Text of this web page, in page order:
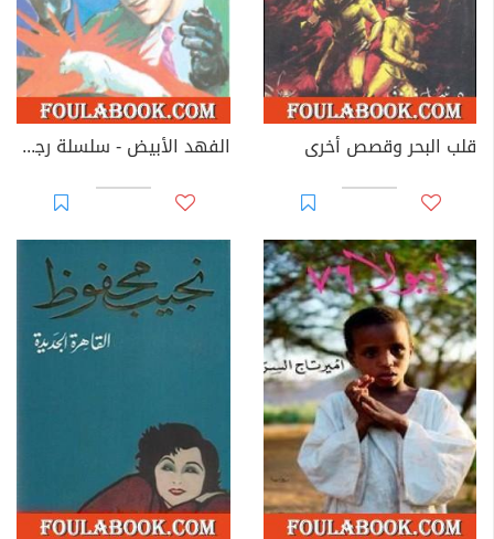
قلب البحر وقصص أخرى الفهد الأبيض - سلسلة رجل المستحيل